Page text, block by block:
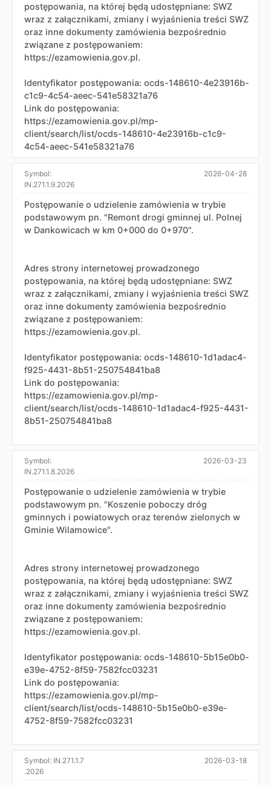
postępowania, na której będą udostępniane: SWZ
wraz z załącznikami, zmiany i wyjaśnienia treści SWZ
oraz inne dokumenty zamówienia bezpośrednio
związane z postępowaniem:
https://ezamowienia.gov.pl.
Identyfikator postępowania: ocds-148610-4e23916b-
c1c9-4c54-aeec-541e58321a76
Link do postępowania:
https://ezamowienia.gov.pl/mp-
client/search/list/ocds-148610-4e23916b-c1c9-
4c54-aeec-541e58321a76
Symbol:
IN.271.1.9.2026
2026-04-28
Postępowanie o udzielenie zamówienia w trybie
podstawowym pn. "Remont drogi gminnej ul. Polnej
w Dankowicach w km 0+000 do 0+970".
Adres strony internetowej prowadzonego
postępowania, na której będą udostępniane: SWZ
wraz z załącznikami, zmiany i wyjaśnienia treści SWZ
oraz inne dokumenty zamówienia bezpośrednio
związane z postępowaniem:
https://ezamowienia.gov.pl.
Identyfikator postępowania: ocds-148610-1d1adac4-
f925-4431-8b51-250754841ba8
Link do postępowania:
https://ezamowienia.gov.pl/mp-
client/search/list/ocds-148610-1d1adac4-f925-4431-
8b51-250754841ba8
Symbol:
IN.271.1.8.2026
2026-03-23
Postępowanie o udzielenie zamówienia w trybie
podstawowym pn. "Koszenie poboczy dróg
gminnych i powiatowych oraz terenów zielonych w
Gminie Wilamowice".
Adres strony internetowej prowadzonego
postępowania, na której będą udostępniane: SWZ
wraz z załącznikami, zmiany i wyjaśnienia treści SWZ
oraz inne dokumenty zamówienia bezpośrednio
związane z postępowaniem:
https://ezamowienia.gov.pl.
Identyfikator postępowania: ocds-148610-5b15e0b0-
e39e-4752-8f59-7582fcc03231
Link do postępowania:
https://ezamowienia.gov.pl/mp-
client/search/list/ocds-148610-5b15e0b0-e39e-
4752-8f59-7582fcc03231
Symbol: IN.271.1.7
.2026
2026-03-18